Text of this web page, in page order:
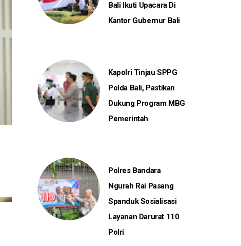
Bali Ikuti Upacara Di
Kantor Gubernur Bali
Kapolri Tinjau SPPG
Polda Bali, Pastikan
Dukung Program MBG
Pemerintah
Polres Bandara
Ngurah Rai Pasang
Spanduk Sosialisasi
Layanan Darurat 110
Polri